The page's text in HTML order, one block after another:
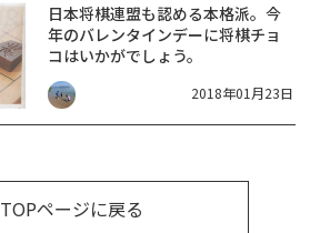
日本将棋連盟も認める本格派。今
年のバレンタインデーに将棋チョ
コはいかがでしょう。
2018年01月23日
TOPページに戻る